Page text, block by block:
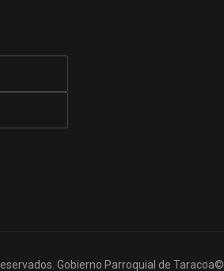
Gobierno Parroquial de Taracoa©.